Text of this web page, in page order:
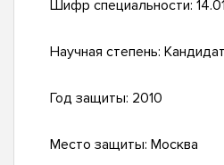
Шифр специальности:
Научная степень:
Год защиты: 2010
Место защиты: Москва